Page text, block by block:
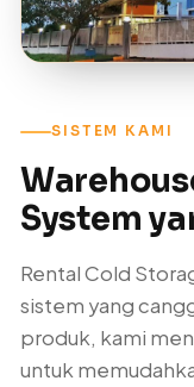
SISTEM KAMI
System
Rental Cold
sistem yang
produk, kami
untuk